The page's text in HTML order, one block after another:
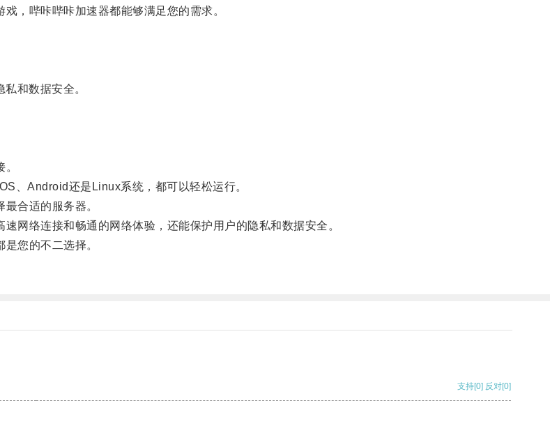
，哔咔哔咔加速器都能够满足您的需求。
和数据安全。
Android还是Linux系统，都可以轻松运行。
合适的服务器。
络连接和畅通的网络体验，还能保护用户的隐私和数据安全。
您的不二选择。
支持[0] 反对[0]